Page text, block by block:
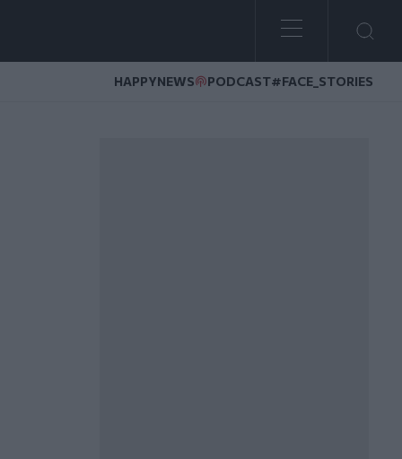
HAPPYNEWS PODCAST#FACE_STORIES